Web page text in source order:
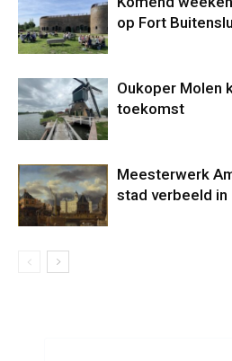
op Fort
Oukoper Molen
toekomst
Meesterwerk
stad verbeeld